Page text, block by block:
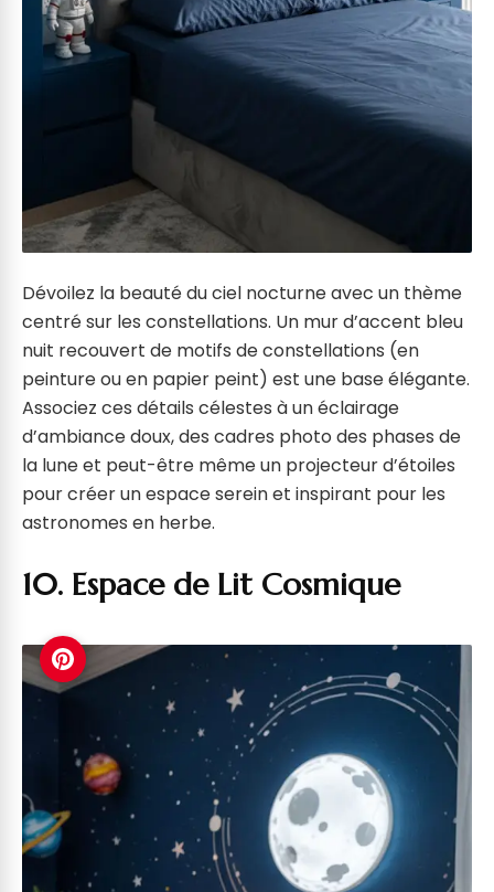
Dévoilez la beauté du ciel nocturne avec un thème
centré sur les constellations. Un mur d’accent bleu
nuit recouvert de motifs de constellations (en
peinture ou en papier peint) est une base élégante.
Associez ces détails célestes à un éclairage
d’ambiance doux, des cadres photo des phases de
la lune et peut-être même un projecteur d’étoiles
pour créer un espace serein et inspirant pour les
astronomes en herbe.
10. Espace de Lit Cosmique